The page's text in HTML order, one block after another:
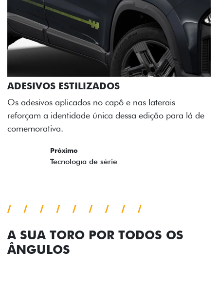
ADESIVOS ESTILIZADOS
Os adesivos aplicados no capô e nas laterais
reforçam a identidade única dessa edição para lá de
comemorativa.
Próximo
Tecnologia de série
A SUA TORO POR TODOS OS
ÂNGULOS